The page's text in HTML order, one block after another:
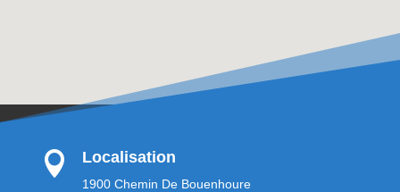
 Localisation
1900 Chemin De Bouenhoure